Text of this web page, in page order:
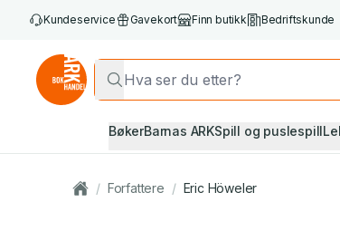
Kundeservice Gavekort Finn butikk Bedriftskunde
BøkerBarnas ARKSpill og puslespill
/ Forfattere / Eric Höweler